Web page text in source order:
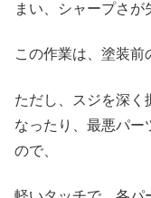
まい、シャープさが
この作業は、塗装前
ただし、スジを深く
なったり、最悪パー
ので、